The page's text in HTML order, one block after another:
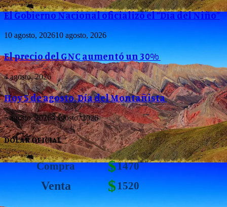
El Gobierno Nacional oficializó el “Día del Niño”
10 agosto, 202610 agosto, 2026
El precio del GNC aumentó un 30%
4 agosto, 2026
Hoy 5 de agosto, Día del Montañista
5 agosto, 20264 agosto, 2026
DOLAR OFICIAL
Compra $1470
Venta $1520